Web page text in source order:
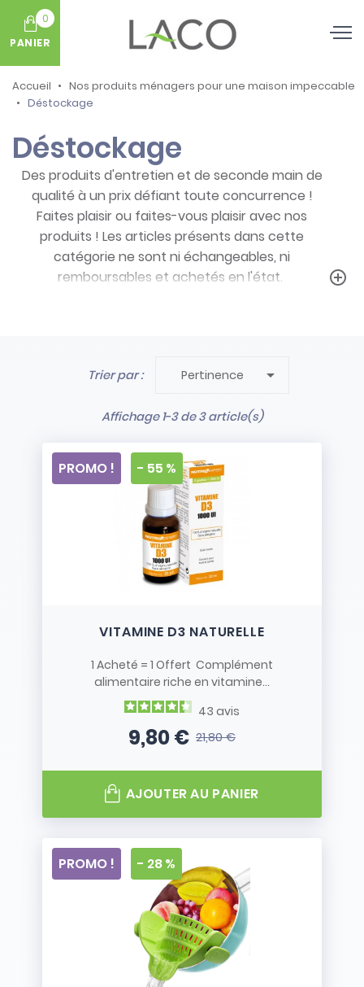
0
PANIER
Accueil
Nos produits ménagers pour une maison impeccable
Déstockage
Déstockage
Des produits d'entretien et de seconde main de
qualité à un prix défiant toute concurrence !
Faites plaisir ou faites-vous plaisir avec nos
produits ! Les articles présents dans cette
catégorie ne sont ni échangeables, ni
remboursables et achetés en l'état.
- Stock limité et non renouvelé
add_circle_outline
Trier par : Pertinence 
Affichage 1-3 de 3 article(s)
VITAMINE D3 NATURELLE
1 Acheté = 1 Offert Complément
alimentaire riche en vitamine...
43 avis
Prix
9,80 €Prix de base
21,80 €
PROMO ! - 55 %
AJOUTER AU PANIER
PROMO ! - 28 %